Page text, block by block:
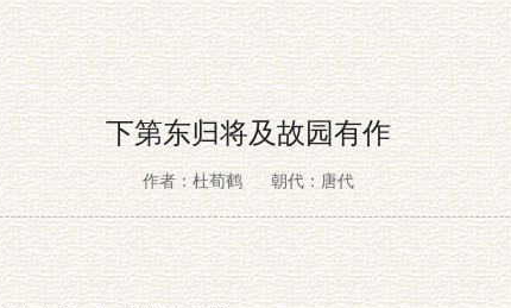
下第东归将及故园有作
作者：杜荀鹤 朝代：唐代